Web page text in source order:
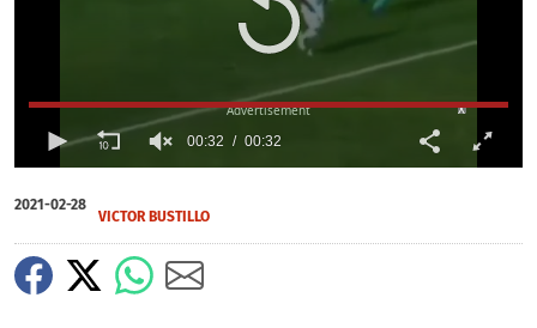
of
32
00:32 00:32
X
2021-02-28
VICTOR BUSTILLO